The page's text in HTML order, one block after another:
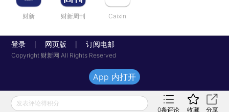
财新 财新周刊 Caixin
登录 网页版 订阅电邮
Copyright 财新网 All Rights Reserved
发表评论得积分
0条评论 收藏 分享
App 内打开